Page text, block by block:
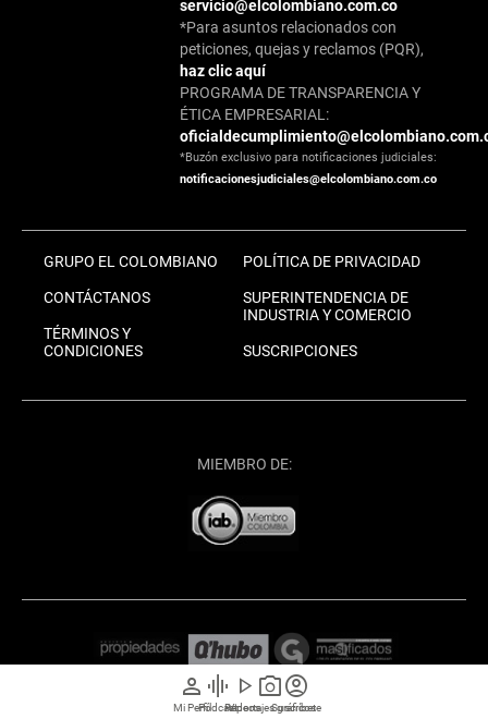
person
Mi Perfil
graphic_eq
Pódcast
play_arrow
Videos
photo_camera
Reportajes gráficos
account_circle
Suscríbete
servicio@elcolombiano.com.co
*Para asuntos relacionados con
peticiones, quejas y reclamos (PQR),
haz clic aquí
PROGRAMA DE TRANSPARENCIA Y
ÉTICA EMPRESARIAL:
*Buzón exclusivo para notificaciones judiciales:
notificacionesjudiciales@elcolombiano.com.co
GRUPO EL COLOMBIANO
CONTÁCTANOS
TÉRMINOS Y
CONDICIONES
POLÍTICA DE PRIVACIDAD
SUPERINTENDENCIA DE
INDUSTRIA Y COMERCIO
SUSCRIPCIONES
MIEMBRO DE: